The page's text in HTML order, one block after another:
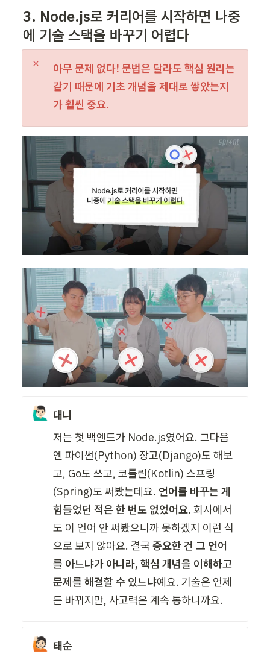
3. Node.js로 커리어를 시작하면 나중
에 기술 스택을 바꾸기 어렵다
아무 문제 없다! 문법은 달라도 핵심 원리는
같기 때문에 기초 개념을 제대로 쌓았는지
가 훨씬 중요.
🙋🏻‍♂️ 대니
저는 첫 백엔드가 Node.js였어요. 그다음
엔 파이썬(Python) 장고(Django)도 해보
고, Go도 쓰고, 코틀린(Kotlin) 스프링
(Spring)도 써봤는데요. 언어를 바꾸는 게
힘들었던 적은 한 번도 없었어요. 회사에서
도 이 언어 안 써봤으니까 못하겠지 이런 식
으로 보지 않아요. 결국 중요한 건 그 언어
를 아느냐가 아니라, 핵심 개념을 이해하고
문제를 해결할 수 있느냐예요. 기술은 언제
든 바뀌지만, 사고력은 계속 통하니까요.
🙋🏻 태순